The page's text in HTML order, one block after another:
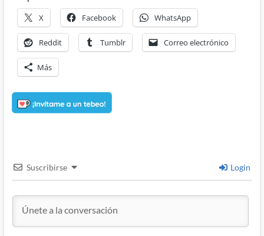
X Facebook WhatsApp
Reddit Tumblr Correo electrónico
Más
Suscribirse Login